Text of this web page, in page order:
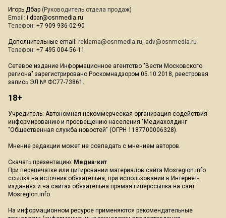
Игорь Дбар (Руководитель отдела продаж)
Email: i.dbar@osnmedia.ru
Телефон: +7 909 936-02-90
Дополнительные email: reklama@osnmedia.ru, adv@osnmedia.ru
Телефон: +7 495 004-56-11
Сетевое издание Информационное агентство "Вести Московского
региона" зарегистрировано Роскомнадзором 05.10.2018, реестровая
запись ЭЛ № ФС77-73861.
18+
Учредитель: Автономная некоммерческая организация содействия
информированию и просвещению населения "Медиахолдинг
"Общественная служба новостей" (ОГРН 1187700006328).
Мнение редакции может не совпадать с мнением авторов.
Скачать презентацию: Медиа-кит
При перепечатке или цитировании материалов сайта Mosregion.info
ссылка на источник обязательна, при использовании в Интернет-
изданиях и на сайтах обязательна прямая гиперссылка на сайт
Mosregion.info.
На информационном ресурсе применяются рекомендательные